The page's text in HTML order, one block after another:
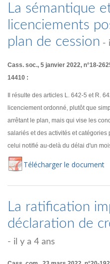
La sémantique
licenciements
plan de cession -
Cass. soc., 5 janvier 2022, n°18-
14410 :
Il résulte des articles L. 642-5 et R.
licenciement ordonné, plutôt que
arrêtant le plan, mais qui vise les
salariés et des activités et
celui notifié au-delà du délai d'un
Télécharger le document
La ratification
déclaration de
- il y a 4 ans